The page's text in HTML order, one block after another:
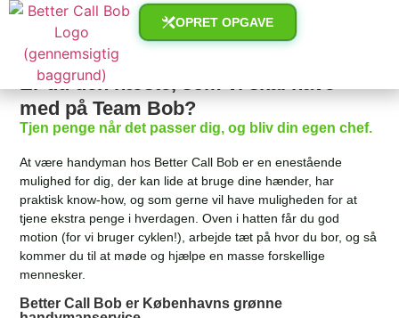
OPRET OPGAVE
Er du den næste, som vi skal have
med på Team Bob?
Tjen penge når det passer dig, og bliv din egen chef.
At være handyman hos Better Call Bob er en enestående
mulighed for dig, der kan lide at bruge dine hænder, har
praktisk know-how, og som gerne vil have muligheden for at
tjene ekstra penge i hverdagen. Oven i hatten får du god
motion (for vi bruger cyklen!), arbejde tæt på hvor du bor, og så
kommer du til at møde og hjælpe en masse forskellige
mennesker.
Better Call Bob er Københavns grønne